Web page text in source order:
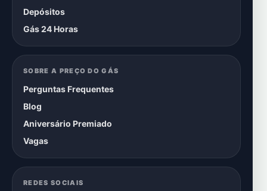
Depósitos
Gás 24 Horas
SOBRE A PREÇO DO GÁS
Perguntas Frequentes
Blog
Aniversário Premiado
Vagas
REDES SOCIAIS